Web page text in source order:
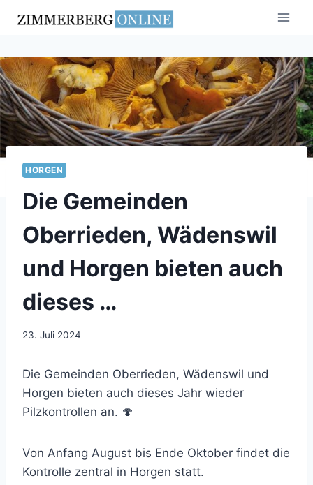
Inhalt
HORGEN
Die Gemeinden
Oberrieden, Wädenswil
und Horgen bieten auch
dieses …
23. Juli 2024
Die Gemeinden Oberrieden, Wädenswil und
Horgen bieten auch dieses Jahr wieder
Pilzkontrollen an. 🍄
Von Anfang August bis Ende Oktober findet die
Kontrolle zentral in Horgen statt.